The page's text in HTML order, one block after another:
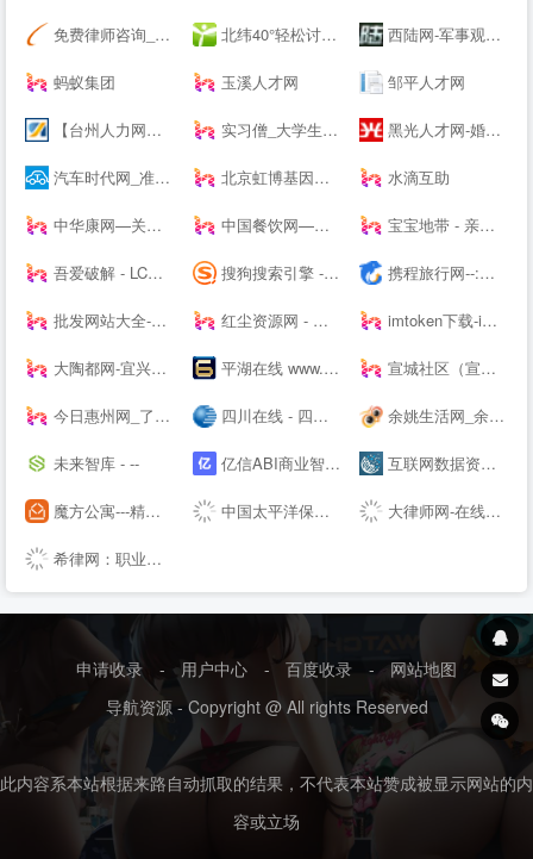
免费律师咨询_问律师_律师咨询-法律快车--（Lawtime.cn） 北纬40°轻松讨论，严肃思考。 西陆网-军事观察室|军事记实|军事科技:军事--
蚂蚁集团 玉溪人才网 邹平人才网
【台州人力网】台州人才网，台州--，台州最新人才招聘信息！ 实习僧_大学生实习、校招求职--站_实习_校园招聘丨萌想科技 黑光人才网-婚纱影楼招聘_儿童影楼招聘专业平台！
汽车时代网_准确汽车报价,助您正确选车、买车、用车 北京虹博基因医疗科技股份有限公司 | 虹博基因 水滴互助
中华康网—关注生活，关注健康！ 中国餐饮网—餐饮食品批发采购供应链服务平台 宝宝地带 - 亲子阅读育儿交流网站社区
吾爱破解 - LCG - LSG|安卓破解|病毒分析|www.52pojie.cn 搜狗搜索引擎 - 上网从搜狗开始 携程旅行网--:酒店预订,机票预订查询,旅游度假,商旅管理
批发网站大全-生意人都在用的批发123456789 红尘资源网 - 只为资源分享而生,专注用户切身体验! - imtoken下载-imtoken钱包下载imtoken新版App--下载-主题之家
大陶都网-宜兴人的-- 平湖在线 www.PH66.com | 生活_消费_信息专业媒体 | 平湖在线 平湖通 宣城社区（宣城社区论坛） - 记录这座小城的故事
今日惠州网_了解惠州 从今日惠州网开始 四川在线 - 四川第一-- 余姚生活网_余姚论坛_余姚市综合--
未来智库 - -- 亿信ABI商业智能软件-一站式数据分析BI软件工具 互联网数据资讯网-199IT | 发现数据的价值-199IT | 中文互联网数据研究资讯中心-199IT
魔方公寓---精品单身青年白领公寓出租|酒店式爱情公寓租房 中国太平洋保险---车险,财产保险,人寿保险,重大疾病保险,少儿保险,理财保险 大律师网-在线法律咨询平台,专业的律师咨询|法律咨询网
希律网：职业资格类试题与答案
申请收录 - 用户中心 - 百度收录 -
网站地图
导航资源 - Copyright @ All rights Reserved
此内容系本站根据来路自动抓取的结果，不代表本站赞成被显示网站的内
容或立场